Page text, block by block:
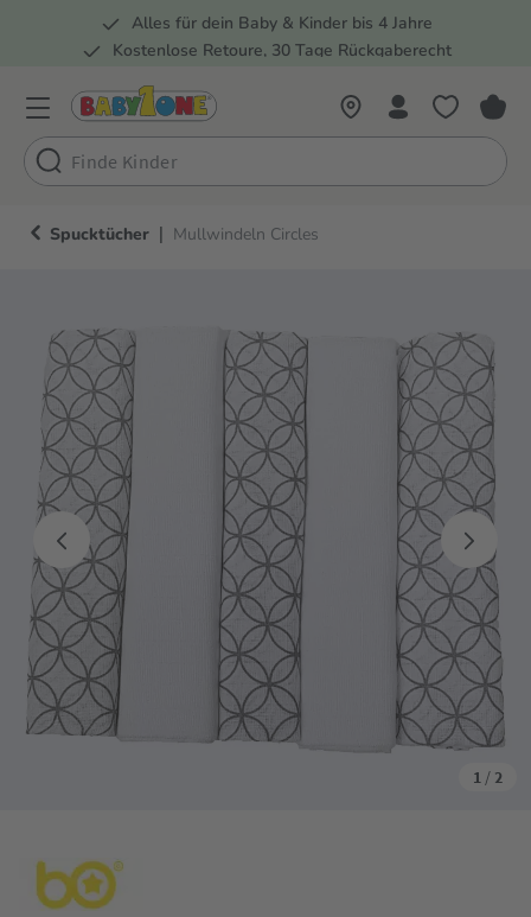
Zur Hauptnavigation springen
Alles für dein Baby & Kinder bis 4 Jahre
Kostenlose Retoure, 30 Tage Rückgaberecht
Spucktücher | Mullwindeln Circles
1 / 2